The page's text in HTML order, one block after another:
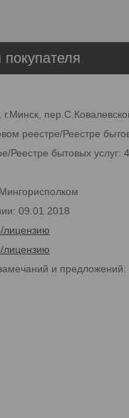
реестре/Реестре
Реестре бытовых услуг:
09.01.2018
лицензию
лицензию
и